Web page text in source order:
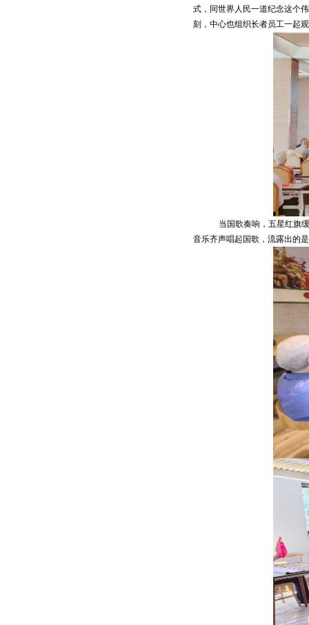
式，同世界人民一道纪念这个
刻，中心也组织长者员工一起
当国歌奏响，五星红旗
音乐齐声唱起国歌，流露出的